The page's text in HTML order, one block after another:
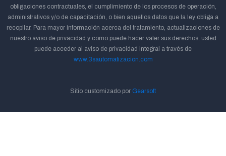
obligaciones contractuales, el cumplimiento de los procesos de operación,
administrativos y/o de capacitación, o bien aquellos datos que la ley obliga a
recopilar. Para mayor información acerca del tratamiento, actualizaciones de
nuestro aviso de privacidad y como puede hacer valer sus derechos, usted
puede acceder al aviso de privacidad integral a través de
www.3sautomatizacion.com
Sitio customizado por Gearsoft